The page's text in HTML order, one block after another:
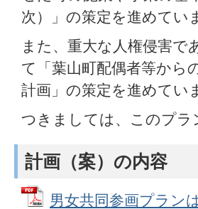
次）」の策定を進めてい
また、重大な人権侵害で
て「葉山町配偶者等から
計画」の策定を進めてい
つきましては、このプラ
計画（案）の内容
男女共同参画プラン